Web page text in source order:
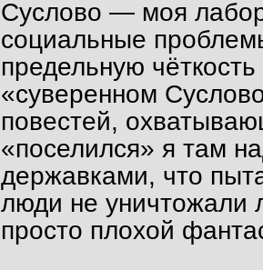
Суслово — моя
социальные
предельную
«суверенном
повестей,
«поселился» я там
державками, что
люди не уничтожали
просто плохой